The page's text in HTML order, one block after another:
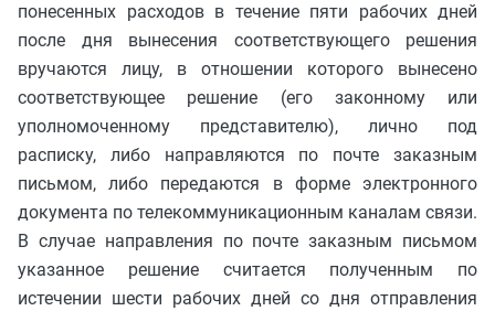
понесенных расходов в течение пяти рабочих дней
после дня вынесения соответствующего решения
вручаются лицу, в отношении которого вынесено
соответствующее решение (его законному или
уполномоченному представителю), лично под
расписку, либо направляются по почте заказным
письмом, либо передаются в форме электронного
документа по телекоммуникационным каналам связи.
В случае направления по почте заказным письмом
указанное решение считается полученным по
истечении шести рабочих дней со дня отправления